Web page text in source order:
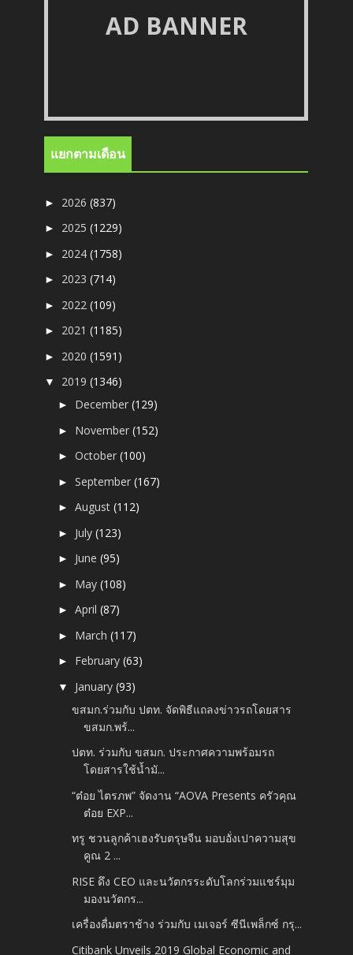
AD BANNER
แยกตามเดือน
► 2026(837)
► 2025(1229)
► 2024(1758)
► 2023(714)
► 2022(109)
► 2021(1185)
► 2020(1591)
▼ 2019(1346)
► December(129)
► November(152)
►October(100)
►September(167)
►August(112)
► July(123)
► June(95)
► May(108)
►April(87)
► March(117)
► February(63)
▼ January(93)
ขสมก.ร่วมกับ ปตท. จัดพิธีแถลงข่าวรถโดยสาร
ขสมก.พร้...
ปตท. ร่วมกับ ขสมก. ประกาศความพร้อมรถ
โดยสารใช้น้ำมั...
“ต๋อย ไตรภพ” จัดงาน “AOVA Presents ครัวคุณ
ต๋อย EXP...
ทรู ชวนลูกค้าเฮงรับตรุษจีน มอบอั่งเปาความสุข
คูณ 2 ...
RISE ดึง CEO และนวัตกรระดับโลกร่วมแชร์มุม
มองนวัตกร...
เครื่องดื่มตราช้าง ร่วมกับ เมเจอร์ ซีนีเพล็กซ์ กรุ...
Citibank Unveils 2019 Global Economic and